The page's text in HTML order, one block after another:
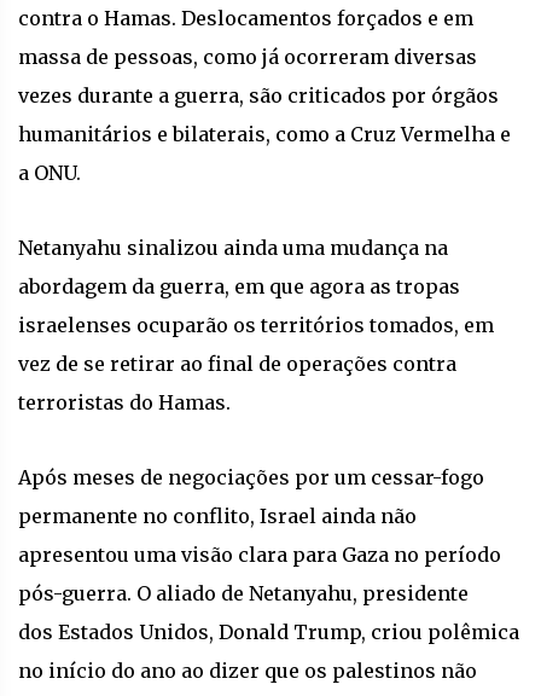
contra o Hamas. Deslocamentos forçados e em
massa de pessoas, como já ocorreram diversas
vezes durante a guerra, são criticados por órgãos
humanitários e bilaterais, como a Cruz Vermelha e
a ONU.
Netanyahu sinalizou ainda uma mudança na
abordagem da guerra, em que agora as tropas
israelenses ocuparão os territórios tomados, em
vez de se retirar ao final de operações contra
terroristas do Hamas.
Após meses de negociações por um cessar-fogo
permanente no conflito, Israel ainda não
apresentou uma visão clara para Gaza no período
pós-guerra. O aliado de Netanyahu, presidente
dos Estados Unidos, Donald Trump, criou polêmica
no início do ano ao dizer que os palestinos não